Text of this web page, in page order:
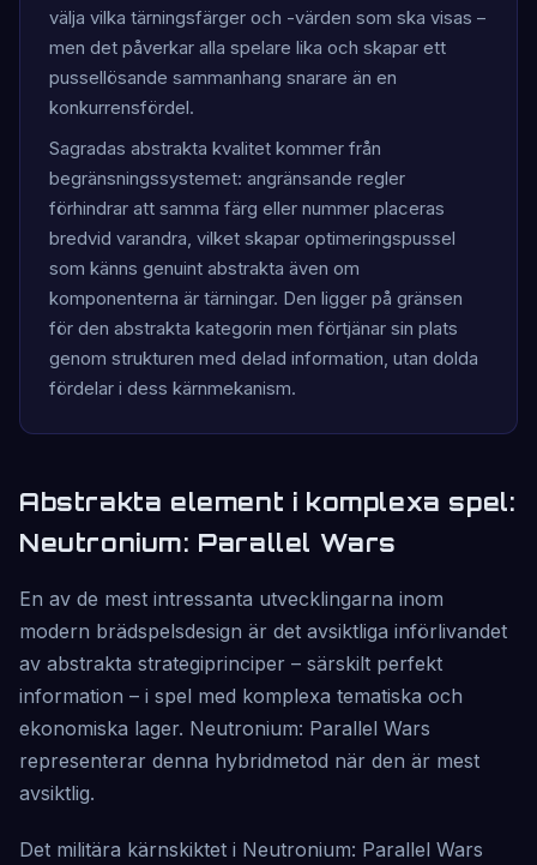
välja vilka tärningsfärger och -värden som ska visas –
men det påverkar alla spelare lika och skapar ett
pussellösande sammanhang snarare än en
konkurrensfördel.
Sagradas abstrakta kvalitet kommer från
begränsningssystemet: angränsande regler
förhindrar att samma färg eller nummer placeras
bredvid varandra, vilket skapar optimeringspussel
som känns genuint abstrakta även om
komponenterna är tärningar. Den ligger på gränsen
för den abstrakta kategorin men förtjänar sin plats
genom strukturen med delad information, utan dolda
fördelar i dess kärnmekanism.
Abstrakta element i komplexa spel:
Neutronium: Parallel Wars
En av de mest intressanta utvecklingarna inom
modern brädspelsdesign är det avsiktliga införlivandet
av abstrakta strategiprinciper – särskilt perfekt
information – i spel med komplexa tematiska och
ekonomiska lager. Neutronium: Parallel Wars
representerar denna hybridmetod när den är mest
avsiktlig.
Det militära kärnskiktet i Neutronium: Parallel Wars